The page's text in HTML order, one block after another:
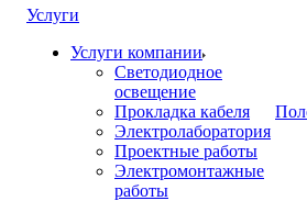
Услуги
Услуги компании
Светодиодное
освещение
Прокладка кабеля
Электролаборатория
Проектные работы
Электромонтажные
работы